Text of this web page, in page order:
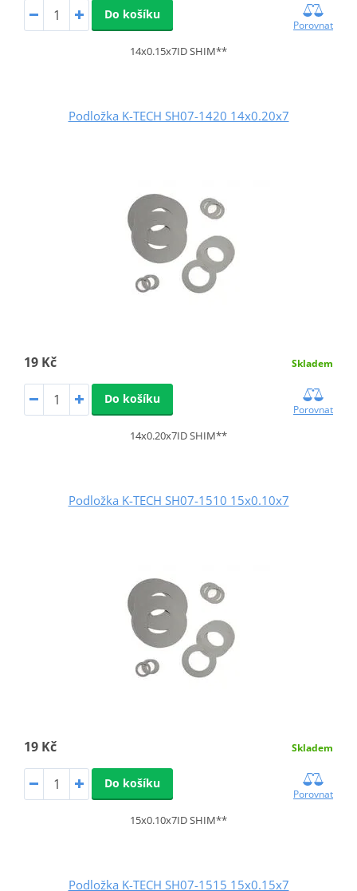
Do košíku
Porovnat
14x0.15x7ID SHIM**
Podložka K-TECH SH07-1420 14x0.20x7
19 Kč Skladem
Do košíku
Porovnat
14x0.20x7ID SHIM**
Podložka K-TECH SH07-1510 15x0.10x7
19 Kč Skladem
Do košíku
Porovnat
15x0.10x7ID SHIM**
Podložka K-TECH SH07-1515 15x0.15x7